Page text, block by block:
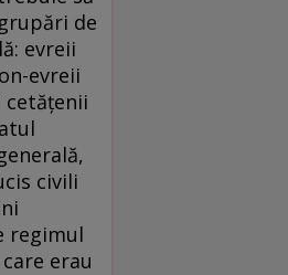
de
evreii
evreii
cetăţenii
civili
regimul
erau